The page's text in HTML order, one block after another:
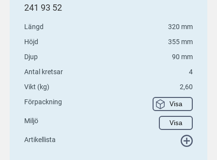
241 93 52
Längd
320 mm
Höjd
355 mm
Djup
90 mm
Antal kretsar
4
Vikt (kg)
2,60
Förpackning
Visa
Miljö Visa
Artikellista